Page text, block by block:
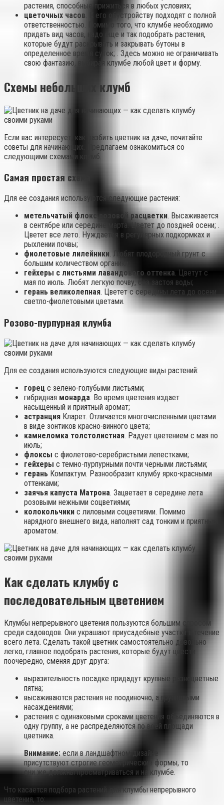
растения, способные прижиться в любых условиях;
цветочных часов. К его обустройству подходят с полной
ответственностью. Помимо того, что клумбе необходимо
придать вид часов, надо еще и так подобрать растения,
которые будут раскрывать и закрывать бутоны в
определенное время суток; . Здесь можно не ограничивать
свою фантазию, выбирая клумбе любой цвет и форму.
Схемы небольших клумб
Если вас интересует, как разбить цветник на даче, почитайте
советы для начинающих. Предлагаем ознакомиться со
следующими схемами клумб.
Самая простая схема
Для ее создания используются следующие растения:
метельчатый флокс розовой расцветки. Высаживается
в сентябре или середине марта. Цветет до поздней осени; .
Цветет все лето. Нуждается в регулярных подкормках и
рыхлении почвы;
фиолетовые лилейники. Любят плодородный грунт с
большим количеством органики;
гейхеры с листьями лавандового оттенка. Цветут с
мая по июль. Любят легкую почву, без застоя воды;
герань великолепная. Цветет с середины лета до осени
светло-фиолетовыми цветами.
Розово-пурпурная клумба
Для ее создания используются следующие виды растений:
горец с зелено-голубыми листьями;
гибридная монарда. Во время цветения издает
насыщенный и приятный аромат;
астранция Кларет. Отличается многочисленными цветами
в виде зонтиков красно-винного цвета;
камнеломка толстолистная. Радует цветением с мая по
июль;
флоксы с фиолетово-серебристыми лепестками;
гейхеры с темно-пурпурными почти черными листьями;
герань Компактум. Разнообразит клумбу ярко-красными
оттенками;
заячья капуста Матрона. Зацветает в середине лета
розовыми нежными соцветиями;
колокольчики с лиловыми соцветиями. Помимо
нарядного внешнего вида, наполнят сад тонким и приятным
ароматом.
Как сделать клумбу с
последовательным цветением
Клумбы непрерывного цветения пользуются большим спросом
среди садоводов. Они украшают приусадебные участки в течение
всего лета. Сделать такой цветник самостоятельно довольно
легко, главное подобрать растения, которые будут цвести
поочередно, сменяя друг друга:
выразительность посадке придадут крупные разноцветные
пятна;
высаживаются растения не поодиночно, а групповыми
насаждениями;
растения с одинаковыми сроками цветения объединяются в
одну группу, а не распределяются по всей площади
цветника.
Внимание:если в ландшафтном дизайне
присутствуют строгие геометрические формы, то
они же должны просматриваться и на клумбе.
Что касается подбора растений для клумбы непрерывного
цветения, то: